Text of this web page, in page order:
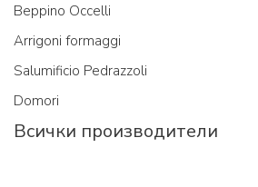
Beppino Occelli
Arrigoni formaggi
Salumificio Pedrazzoli
Domori
Всички производители